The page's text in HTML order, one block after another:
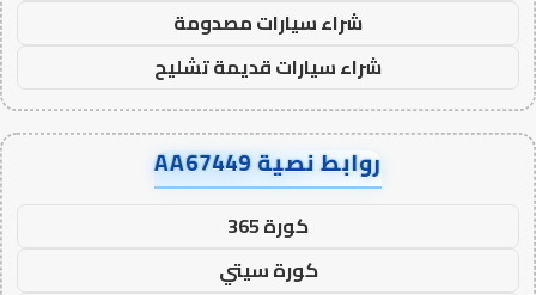
شراء سيارات مصدومة
شراء سيارات قديمة تشليح
روابط نصية AA67449
كورة 365
كورة سيتي